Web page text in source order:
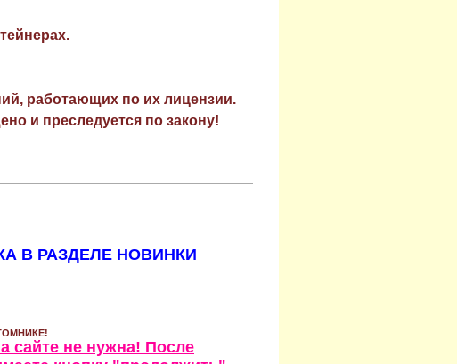
работающих по их лицензии.
и преследуется по закону!
В РАЗДЕЛЕ НОВИНКИ
сайте не нужна! После